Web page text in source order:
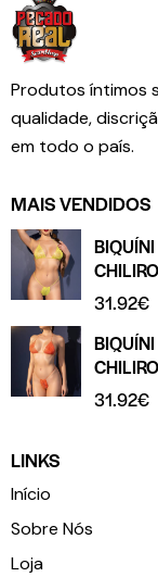
Produtos íntimos
qualidade,
em todo o país.
MAIS VENDIDOS
31.92€
31.92€
LINKS
Início
Sobre Nós
Loja